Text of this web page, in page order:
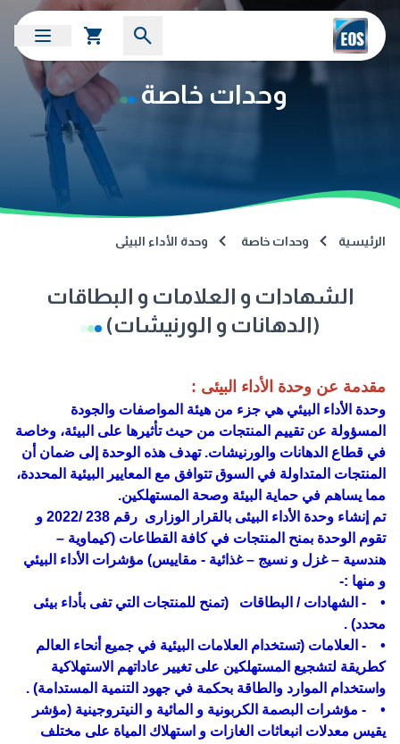
وحدات خاصة
الرئيسية وحدات خاصة وحدة الأداء البيئى
الشهادات و العلامات و البطاقات
(الدهانات و الورنيشات)
مقدمة عن وحدة الأداء البيئى :
وحدة الأداء البيئي هي جزء من هيئة المواصفات والجودة
المسؤولة عن تقييم المنتجات من حيث تأثيرها على البيئة، وخاصة
في قطاع الدهانات والورنيشات. تهدف هذه الوحدة إلى ضمان أن
المنتجات المتداولة في السوق تتوافق مع المعايير البيئية المحددة،
مما يساهم في حماية البيئة وصحة المستهلكين.
تم إنشاء وحدة الأداء البيئى بالقرار الوزارى رقم 238 /2022 و
تقوم الوحدة بمنح المنتجات في كافة القطاعات (كيماوية –
هندسية – غزل و نسيج – غذائية - مقاييس) مؤشرات الأداء البيئي
و منها :-
• - الشهادات / البطاقات (تمنح للمنتجات التي تفى بأداء بيئى
محدد) .
• - العلامات (تستخدام العلامات البيئية في جميع أنحاء العالم
كطريقة لتشجيع المستهلكين على تغيير عاداتهم الاستهلاكية
واستخدام الموارد والطاقة بحكمة في جهود التنمية المستدامة) .
• - مؤشرات البصمة الكربونية و المائية و النيتروجينية (مؤشر
يقيس معدلات انبعاثات الغازات و استهلاك المياة على مختلف